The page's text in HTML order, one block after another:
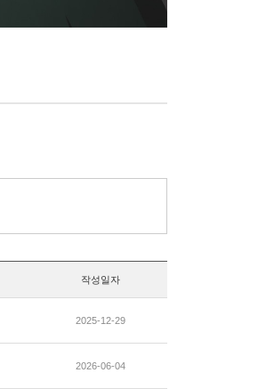
작성일자
2025-12-29
2026-06-04